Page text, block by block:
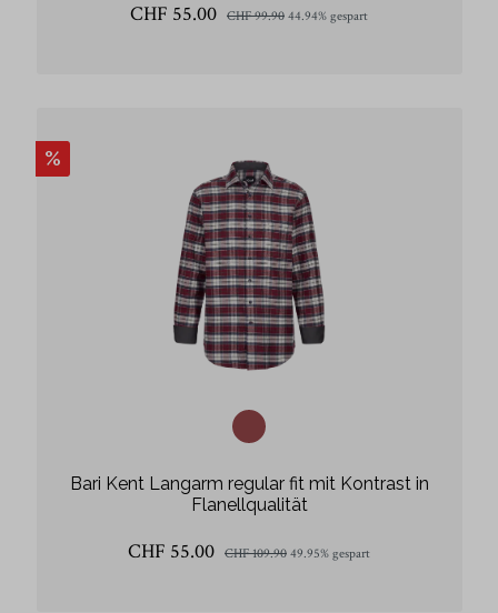
CHF 55.00 CHF 99.90 44.94% gespart
%
Bari Kent Langarm regular fit mit Kontrast in
Flanellqualität
CHF 55.00 CHF 109.90 49.95% gespart